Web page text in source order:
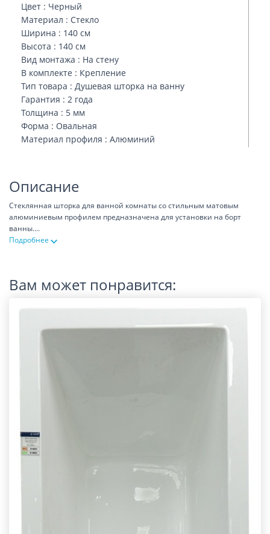
Цвет : Черный
Материал : Стекло
Ширина : 140 см
Высота : 140 см
Вид монтажа : На стену
В комплекте : Крепление
Тип товара : Душевая шторка на ванну
Гарантия : 2 года
Толщина : 5 мм
Форма : Овальная
Материал профиля : Алюминий
Описание
Стеклянная шторка для ванной комнаты со стильным матовым
алюминиевым профилем предназначена для установки на борт
ванны....
Подробнее
Вам может понравится: